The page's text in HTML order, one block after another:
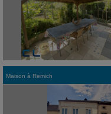
Maison à Remich